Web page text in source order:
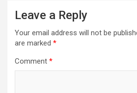
Leave a Reply
Your email address will not be
are marked *
Comment *